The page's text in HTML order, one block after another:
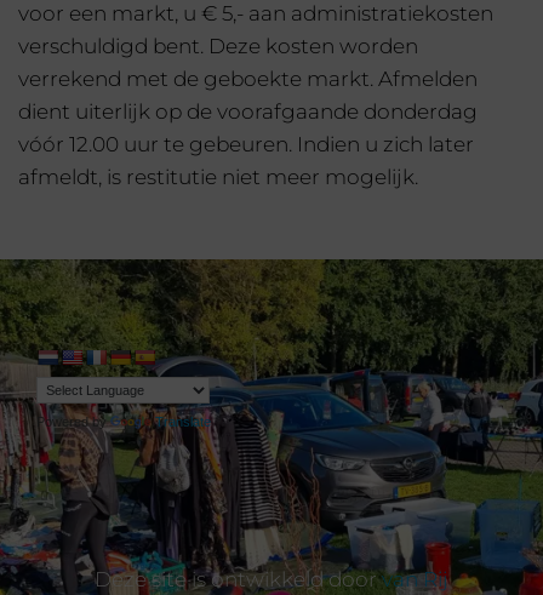
voor een markt, u € 5,- aan administratiekosten
verschuldigd bent. Deze kosten worden
verrekend met de geboekte markt. Afmelden
dient uiterlijk op de voorafgaande donderdag
vóór 12.00 uur te gebeuren. Indien u zich later
afmeldt, is restitutie niet meer mogelijk.
Powered by Translate
Deze site is ontwikkeld doorvan Rij